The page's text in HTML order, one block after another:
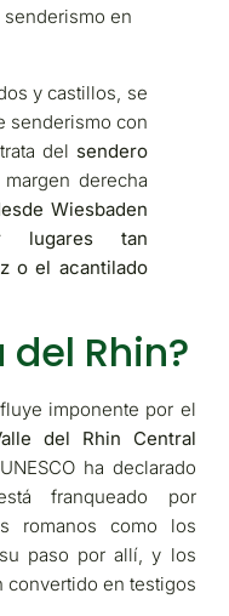
en
y castillos, se
senderismo con
del sendero
derecha
Wiesbaden
lugares tan
o el acantilado
del Rhin?
imponente por el
del Rhin Central
ha declarado
franqueado por
romanos como los
paso por allí, y los
convertido en testigos